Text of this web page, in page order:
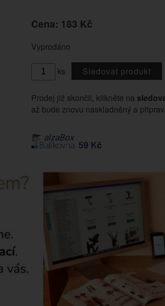
Cena: 183 Kč
Vyprodáno
ks Sledovat produkt
Prodej již skončil, klikněte na
až bude znovu naskladněný a